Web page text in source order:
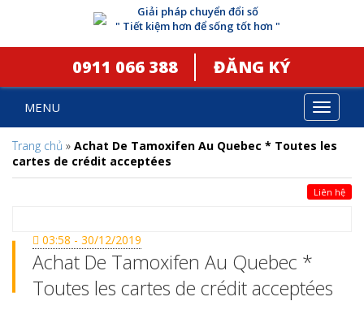
Giải pháp chuyển đổi số
" Tiết kiệm hơn để sống tốt hơn "
0911 066 388 ĐĂNG KÝ
Toggle
MENU
Trang chủ » Achat De Tamoxifen Au Quebec * Toutes les
cartes de crédit acceptées
Liên hệ
03:58 - 30/12/2019
Achat De Tamoxifen Au Quebec *
Toutes les cartes de crédit acceptées